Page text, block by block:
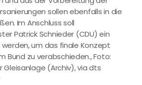
sollen ebenfalls in die
Im Anschluss soll
Patrick Schnieder (CDU) ein
um das finale Konzept
zu verabschieden., Foto:
Gleisanlage (Archiv), via dts